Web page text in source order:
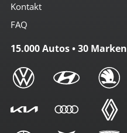
Kontakt
FAQ
15.000 Autos • 30 Marken